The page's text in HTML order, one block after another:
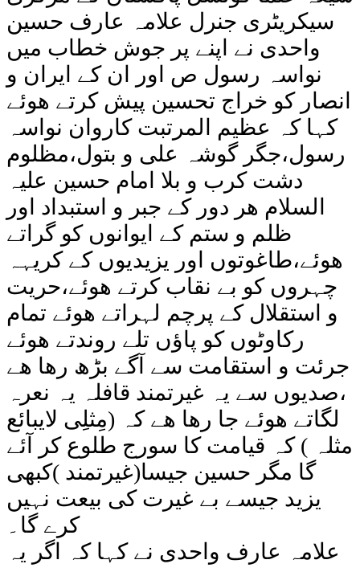
سیکریٹری جنرل علامہ عارف حسین
واحدی نے اپنے پر جوش خطاب میں
نواسہ رسول ص اور ان کے ایران و
انصار کو خراج تحسین پیش کرتے ھوئے
کہا کہ عظیم المرتبت کاروان نواسہ
رسول،جگر گوشہ علی و بتول،مظلوم
دشت کرب و بلا امام حسین علیہ
السلام ھر دور کے جبر و استبداد اور
ظلم و ستم کے ایوانوں کو گراتے
ھوئے،طاغوتوں اور یزیدیوں کے کریہہ
چہروں کو بے نقاب کرتے ھوئے،حریت
و استقلال کے پرچم لہراتے ھوئے تمام
رکاوٹوں کو پاؤں تلے روندتے ھوئے
جرئت و استقامت سے آگے بڑھ رھا ھے
،صدیوں سے یہ غیرتمند قافلہ یہ نعرہ
لگاتے ھوئے جا رھا ھے کہ (مِثلِی لایبائع
مثلہ ) کہ قیامت کا سورج طلوع کر آئے
گا مگر حسین جیسا(غیرتمند )کبھی
یزید جیسے بے غیرت کی بیعت نہیں
کرے گا۔
علامہ عارف واحدی نے کہا کہ اگر یہ